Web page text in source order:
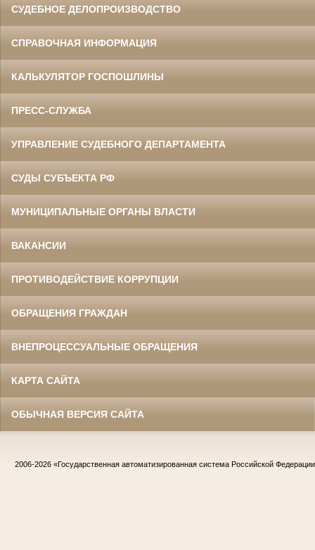
СУДЕБНОЕ ДЕЛОПРОИЗВОДСТВО
СПРАВОЧНАЯ ИНФОРМАЦИЯ
КАЛЬКУЛЯТОР ГОСПОШЛИНЫ
ПРЕСС-СЛУЖБА
УПРАВЛЕНИЕ СУДЕБНОГО ДЕПАРТАМЕНТА
СУДЫ СУБЪЕКТА РФ
МУНИЦИПАЛЬНЫЕ ОРГАНЫ ВЛАСТИ
ВАКАНСИИ
ПРОТИВОДЕЙСТВИЕ КОРРУПЦИИ
ОБРАЩЕНИЯ ГРАЖДАН
ВНЕПРОЦЕССУАЛЬНЫЕ ОБРАЩЕНИЯ
КАРТА САЙТА
ОБЫЧНАЯ ВЕРСИЯ САЙТА
2006-2026 «Государственная автоматизированная система Российской